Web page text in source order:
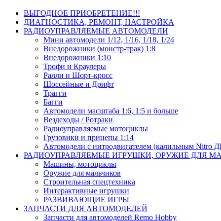
ВЫГОДНОЕ ПРИОБРЕТЕНИЕ!!!
ДИАГНОСТИКА, РЕМОНТ, НАСТРОЙКА
РАДИОУПРАВЛЯЕМЫЕ АВТОМОДЕЛИ
Мини автомодели 1/12, 1/16, 1/18, 1/24
Внедорожники (монстр-трак) 1:8
Внедорожники 1:10
Трофи и Краулеры
Ралли и Шорт-кросс
Шоссейные и Дрифт
Трагги
Багги
Автомодели масштаба 1:6, 1:5 и больше
Вездеходы / Ротраки
Радиоуправляемые мотоциклы
Грузовики и прицепы 1:14
Автомодели с нитродвигателем (калильным Nitro
РАДИОУПРАВЛЯЕМЫЕ ИГРУШКИ, ОРУЖИЕ ДЛЯ
Машины, мотоциклы
Оружие для мальчиков
Строительная спецтехника
Интерактивные игрушки
РАЗВИВАЮЩИЕ ИГРЫ
ЗАПЧАСТИ ДЛЯ АВТОМОДЕЛЕЙ
Запчасти для автомоделей Remo Hobby